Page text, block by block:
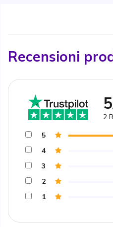
Recensioni
5
2
5
4
3
2
1